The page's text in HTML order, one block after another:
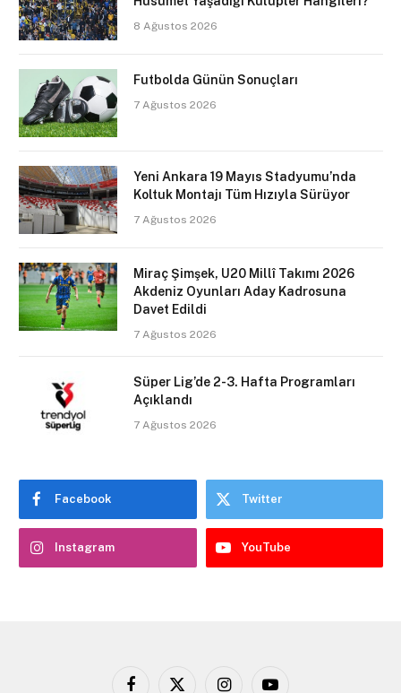
8 Ağustos 2026
Futbolda Günün Sonuçları
7 Ağustos 2026
Yeni Ankara 19 Mayıs Stadyumu’nda
Koltuk Montajı Tüm Hızıyla Sürüyor
7 Ağustos 2026
Miraç Şimşek, U20 Millî Takımı 2026
Akdeniz Oyunları Aday Kadrosuna
Davet Edildi
7 Ağustos 2026
Süper Lig’de 2-3. Hafta Programları
Açıklandı
7 Ağustos 2026
Facebook Twitter
Instagram YouTube